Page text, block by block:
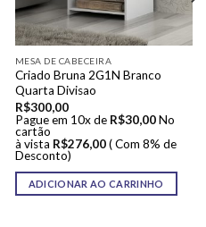
MESA DE CABECEIRA
Criado Bruna 2G1N Branco
Quarta Divisao
R$300,00
Pague em 10x de R$30,00 No
cartão
à vista R$276,00 ( Com 8% de
Desconto)
ADICIONAR AO CARRINHO